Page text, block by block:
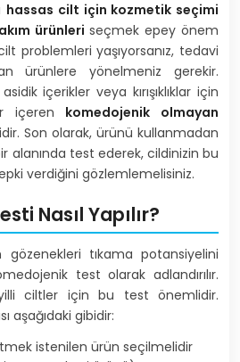
hassas cilt için kozmetik seçimi
ürünleri seçmek epey önem
problemleri yaşıyorsanız, tedavi
ürünlere yönelmeniz gerekir.
içerikler veya kırışıklıklar için
içeren komedojenik olmayan
Son olarak, ürünü kullanmadan
alanında test ederek, cildinizin bu
verdiğini gözlemlemelisiniz.
Nasıl Yapılır?
gözenekleri tıkama potansiyelini
test olarak adlandırılır.
ciltler için bu test önemlidir.
aşağıdaki gibidir:
istenilen ürün seçilmelidir